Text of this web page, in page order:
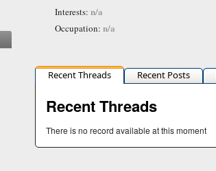
Interests: n/a
Occupation: n/a
Recent Threads Recent Posts
Recent Threads
There is no record available at this moment